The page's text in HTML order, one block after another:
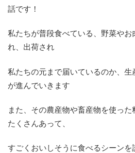
話です！
私たちが普段食べている、野菜やお
れ、出荷され
私たちの元まで届いているのか、
が進んでいきます
また、その農産物や畜産物を使っ
たくさんあって、
すごくおいしそうに食べるシーン